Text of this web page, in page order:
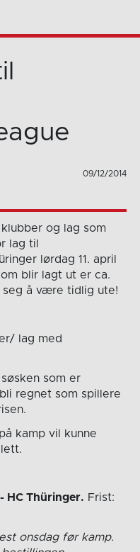
09/12/2014
og lag som
lag til
lørdag 11. april
blir lagt ut er ca.
å være tidlig ute!
lag med
som er
regnet som spillere
kamp vil kunne
HC Thüringer. Frist:
onsdag før kamp.